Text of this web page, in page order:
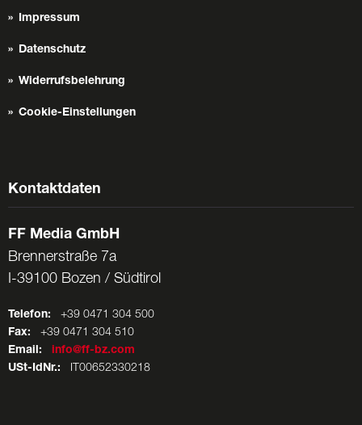
Impressum
Datenschutz
Widerrufsbelehrung
Cookie-Einstellungen
Kontaktdaten
FF Media GmbH
Brennerstraße 7a
I-39100 Bozen / Südtirol
Telefon: +39 0471 304 500
Fax: +39 0471 304 510
Email:
info@ff-bz.com
USt-IdNr.: IT00652330218